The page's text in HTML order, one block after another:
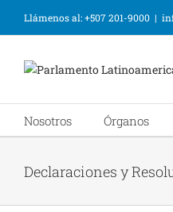
Llámenos al: +507 201-9000 |
Nosotros Órganos
Declaraciones y